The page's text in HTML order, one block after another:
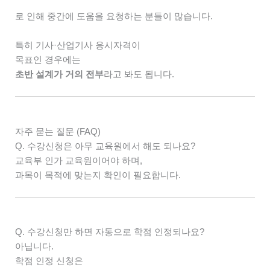
로 인해 중간에 도움을 요청하는 분들이 많습니다.
특히 기사·산업기사 응시자격이
목표인 경우에는
초반 설계가 거의 전부라고 봐도 됩니다.
자주 묻는 질문 (FAQ)
Q. 수강신청은 아무 교육원에서 해도 되나요?
교육부 인가 교육원이어야 하며,
과목이 목적에 맞는지 확인이 필요합니다.
Q. 수강신청만 하면 자동으로 학점 인정되나요?
아닙니다.
학점 인정 신청은